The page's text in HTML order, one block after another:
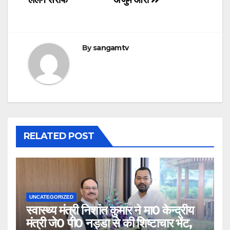
Bysangamtv
RELATED POST
UNCATEGORIZED
स्वास्थ्य मंत्री निशांत कुमार ने मा0 केन्द्रीय
मंत्री जे0 पी0 नड्डा से की शिष्टाचार भेंट,